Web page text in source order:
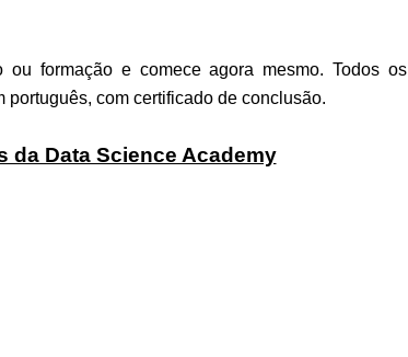
formação e comece agora mesmo. Todos os
com certificado de conclusão.
da Data Science Academy